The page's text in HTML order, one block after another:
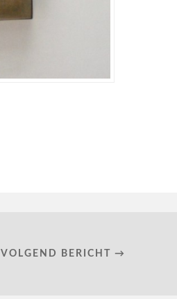
VOLGEND BERICHT →